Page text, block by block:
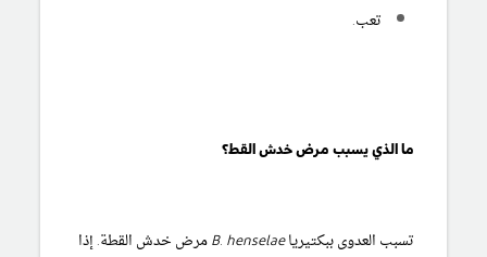
تعب.
ما الذي يسبب مرض خدش القط؟
تسبب العدوى ببكتيرياB. henselaeمرض خدش القطة. إذا